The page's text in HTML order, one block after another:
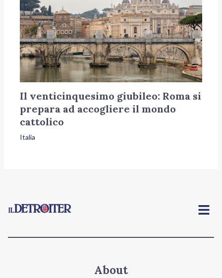
Il venticinquesimo giubileo: Roma si
prepara ad accogliere il mondo
cattolico
Italia
Menu
About